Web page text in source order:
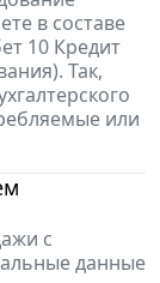
в составе
10 Кредит
Так,
или
с
данные